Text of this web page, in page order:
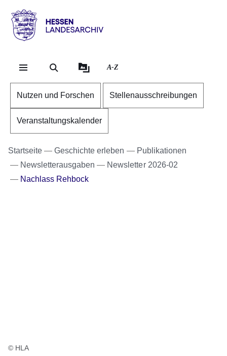
Hessen
Landesarchiv
A-Z
Nutzen und Forschen Stellenausschreibungen
Veranstaltungskalender
Startseite Geschichte erleben
Publikationen
Newsletterausgaben
Newsletter 2026-02
Nachlass Rehbock
© HLA